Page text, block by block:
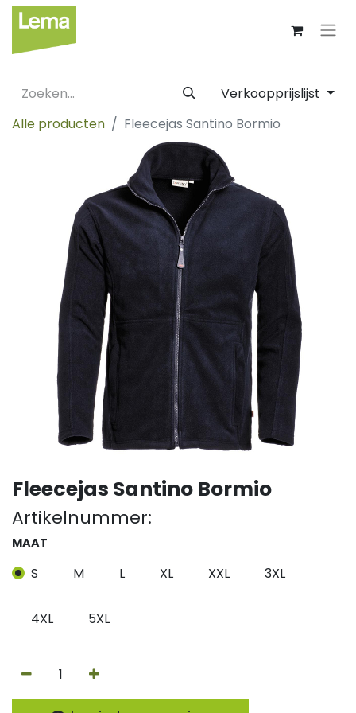
Verkoopprijslijst
Alle producten
Fleecejas Santino Bormio
Fleecejas Santino Bormio
Artikelnummer:
MAAT
S M L XL XXL 3XL
4XL 5XL